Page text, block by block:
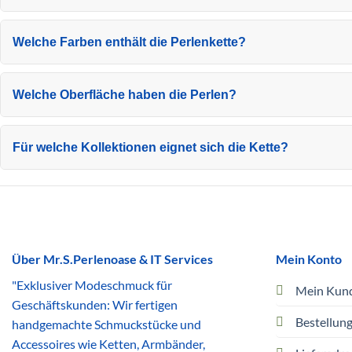
Welche Farben enthält die Perlenkette?
Welche Oberfläche haben die Perlen?
Für welche Kollektionen eignet sich die Kette?
Über Mr.S.Perlenoase & IT Services
"Exklusiver Modeschmuck für
Geschäftskunden: Wir fertigen
handgemachte Schmuckstücke und
Accessoires wie Ketten, Armbänder,
Mein Konto
Mein